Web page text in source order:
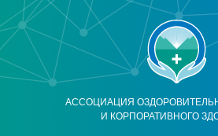
АССОЦИАЦИЯ
И КОРПОРАТИВНОГО